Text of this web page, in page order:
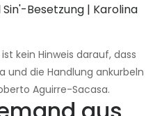
Besetzung | Karolina
kein Hinweis darauf, dass
und die Handlung ankurbeln
Aguirre-Sacasa.